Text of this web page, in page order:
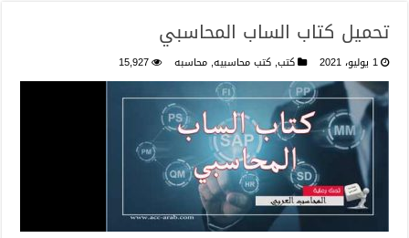
تحميل كتاب الساب المحاسبي
1 يوليو، 2021 كتب, كتب محاسبيه, محاسبه 15,927